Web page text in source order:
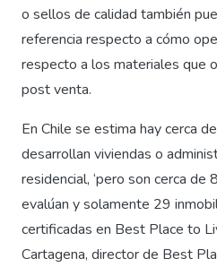
o sellos de calidad también
referencia respecto a cómo
respecto a los materiales que
post venta.
En Chile se estima hay cerca
desarrollan viviendas o
residencial, ‘pero son cerca de
evalúan y solamente 29
certificadas en Best Place to
Cartagena, director de Best